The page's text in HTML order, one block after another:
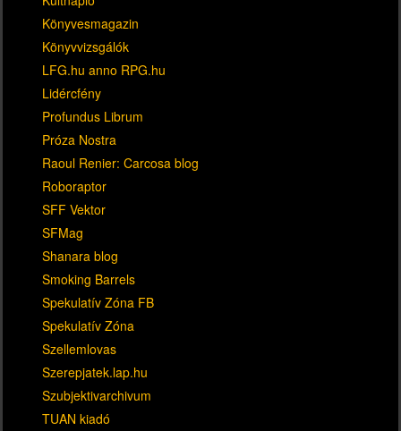
Könyvesmagazin
Könyvvizsgálók
LFG.hu anno RPG.hu
Lidércfény
Profundus Librum
Próza Nostra
Raoul Renier: Carcosa blog
Roboraptor
SFF Vektor
SFMag
Shanara blog
Smoking Barrels
Spekulatív Zóna FB
Spekulatív Zóna
Szellemlovas
Szerepjatek.lap.hu
Szubjektivarchivum
TUAN kiadó